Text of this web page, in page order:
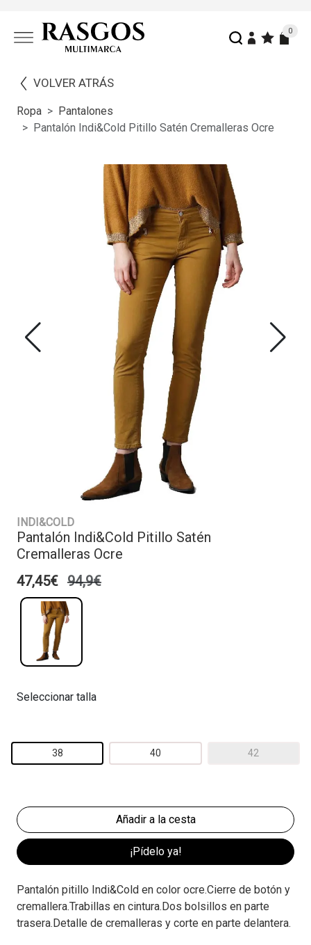
0
VOLVER ATRÁS
Ropa
Pantalones
Pantalón Indi&Cold Pitillo Satén Cremalleras Ocre
INDI&COLD
Pantalón Indi&Cold Pitillo Satén
Cremalleras Ocre
47,45€ 94,9€
Seleccionar talla
38 40 42
¡Pídelo ya!
Pantalón pitillo Indi&Cold en color ocre.Cierre de botón y
cremallera.Trabillas en cintura.Dos bolsillos en parte
trasera.Detalle de cremalleras y corte en parte delantera.